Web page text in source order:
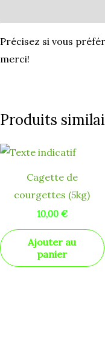
Précisez si vous
merci!
Produits
Cagette de
courgettes (5kg)
10,00 €
Ajouter au
panier